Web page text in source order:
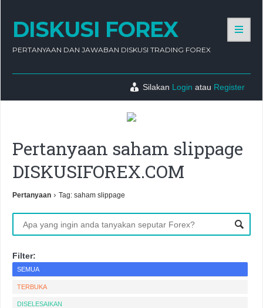
DISKUSI FOREX
PERTANYAAN DAN JAWABAN DISKUSI TRADING FOREX
Silakan Login atau Register
Pertanyaan saham slippage
DISKUSIFOREX.COM
Pertanyaan › Tag: saham slippage
Filter:
SEMUA
TERBUKA
DISELESAIKAN